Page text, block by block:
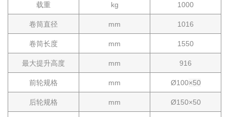
载重 kg 1000
卷筒直径 mm 1016
卷筒长度 mm 1550
最大提升高度 mm 916
前轮规格 mm Ø100×50
后轮规格 mm Ø150×50